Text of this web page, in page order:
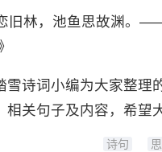
旧林，池鱼思故渊。
雪诗词小编为大家整理
相关句子及内容，希望
诗句